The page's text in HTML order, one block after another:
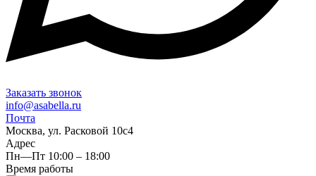
Заказать звонок
info@asabella.ru
Почта
Москва, ул. Расковой 10с4
Адрес
Пн—Пт 10:00 – 18:00
Время работы